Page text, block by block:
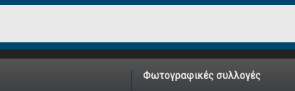
Φωτογραφικές συλλογές